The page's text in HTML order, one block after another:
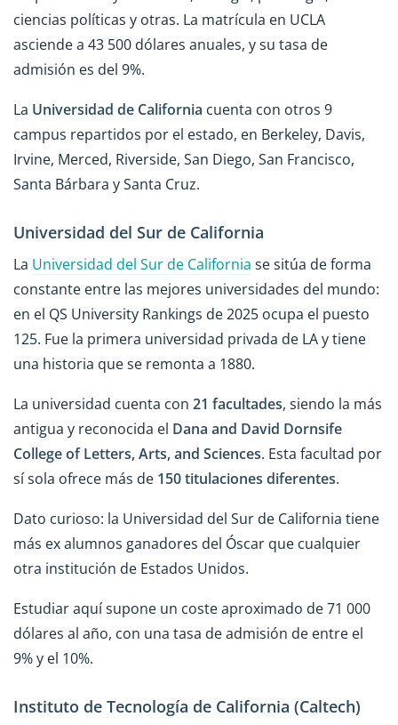
ciencias políticas y otras. La matrícula en UCLA
asciende a 43 500 dólares anuales, y su tasa de
admisión es del 9%.
La Universidad de California cuenta con otros 9
campus repartidos por el estado, en Berkeley, Davis,
Irvine, Merced, Riverside, San Diego, San Francisco,
Santa Bárbara y Santa Cruz.
Universidad del Sur de California
La Universidad del Sur de California se sitúa de forma
constante entre las mejores universidades del mundo:
en el QS University Rankings de 2025 ocupa el puesto
125. Fue la primera universidad privada de LA y tiene
una historia que se remonta a 1880.
La universidad cuenta con 21 facultades, siendo la más
antigua y reconocida el Dana and David Dornsife
College of Letters, Arts, and Sciences. Esta facultad por
sí sola ofrece más de 150 titulaciones diferentes.
Dato curioso: la Universidad del Sur de California tiene
más ex alumnos ganadores del Óscar que cualquier
otra institución de Estados Unidos.
Estudiar aquí supone un coste aproximado de 71 000
dólares al año, con una tasa de admisión de entre el
9% y el 10%.
Instituto de Tecnología de California (Caltech)